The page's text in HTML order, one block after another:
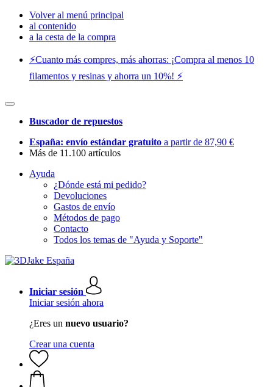
Volver al menú principal
al contenido
a la cesta de la compra
⚡️Cuanto más compres, más ahorras: ¡Compra al menos 10
filamentos y resinas y ahorra un 10%! ⚡️
Buscador de repuestos
España: envío estándar gratuito a partir de 87,90 €
Más de 11.100 artículos
Ayuda
¿Dónde está mi pedido?
Devoluciones
Gastos de envío
Métodos de pago
Contacto
Todos los temas de "Ayuda y Soporte"
Iniciar sesión
Iniciar sesión ahora
¿Eres un nuevo usuario?
Crear una cuenta